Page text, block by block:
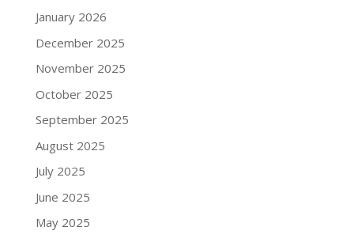
January 2026
December 2025
November 2025
October 2025
September 2025
August 2025
July 2025
June 2025
May 2025